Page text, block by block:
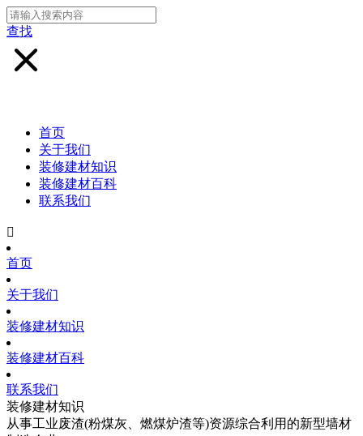
查找
首页
关于我们
装修建材知识
装修建材百科
联系我们

首页
关于我们
装修建材知识
装修建材百科
联系我们
装修建材知识
从事工业废渣(粉煤灰、燃煤炉渣等)资源综合利用的新型墙材